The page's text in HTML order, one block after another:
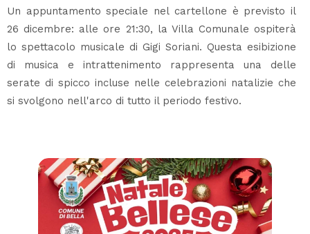
Un appuntamento speciale nel cartellone è previsto il
26 dicembre: alle ore 21:30, la Villa Comunale ospiterà
lo spettacolo musicale di Gigi Soriani. Questa esibizione
di musica e intrattenimento rappresenta una delle
serate di spicco incluse nelle celebrazioni natalizie che
si svolgono nell'arco di tutto il periodo festivo.